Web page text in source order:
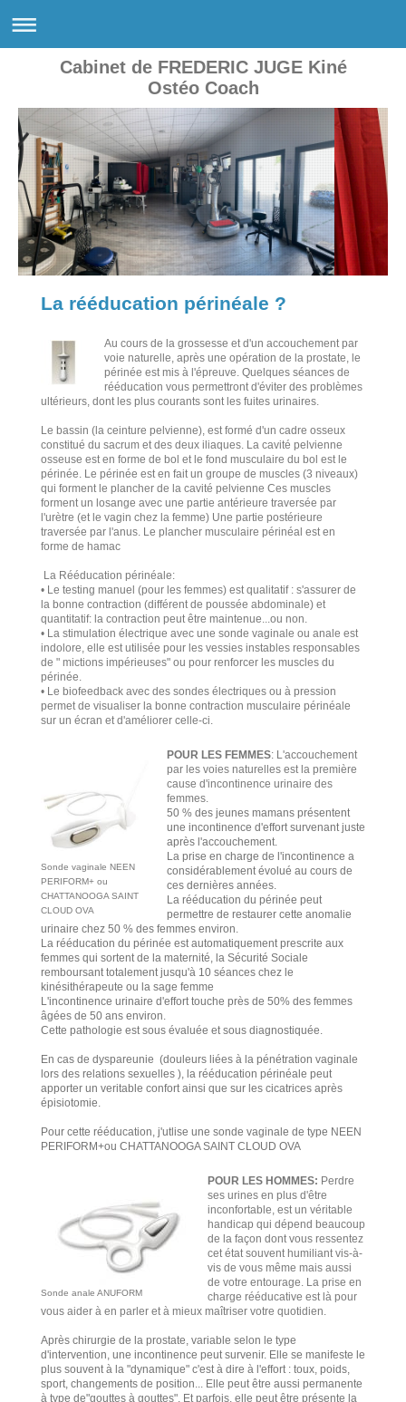
Cabinet de FREDERIC JUGE Kiné
Ostéo Coach
La rééducation périnéale ?
Au cours de la grossesse et d'un accouchement par
voie naturelle, après une opération de la prostate, le
périnée est mis à l'épreuve. Quelques séances de
rééducation vous permettront d'éviter des problèmes
ultérieurs, dont les plus courants sont les fuites urinaires.
Le bassin (la ceinture pelvienne), est formé d'un cadre osseux
constitué du sacrum et des deux iliaques. La cavité pelvienne
osseuse est en forme de bol et le fond musculaire du bol est le
périnée. Le périnée est en fait un groupe de muscles (3 niveaux)
qui forment le plancher de la cavité pelvienne Ces muscles
forment un losange avec une partie antérieure traversée par
l'urètre (et le vagin chez la femme) Une partie postérieure
traversée par l'anus. Le plancher musculaire périnéal est en
forme de hamac
La Rééducation périnéale:
• Le testing manuel (pour les femmes) est qualitatif : s'assurer de
la bonne contraction (différent de poussée abdominale) et
quantitatif: la contraction peut être maintenue...ou non.
• La stimulation électrique avec une sonde vaginale ou anale est
indolore, elle est utilisée pour les vessies instables responsables
de " mictions impérieuses" ou pour renforcer les muscles du
périnée.
• Le biofeedback avec des sondes électriques ou à pression
permet de visualiser la bonne contraction musculaire périnéale
sur un écran et d'améliorer celle-ci.
Sonde vaginale NEEN
PERIFORM+ ou
CHATTANOOGA SAINT
CLOUD OVA
POUR LES FEMMES: L'accouchement
par les voies naturelles est la première
cause d'incontinence urinaire des
femmes.
50 % des jeunes mamans présentent
une incontinence d'effort survenant juste
après l'accouchement.
La prise en charge de l'incontinence a
considérablement évolué au cours de
ces dernières années.
La rééducation du périnée peut
permettre de restaurer cette anomalie
urinaire chez 50 % des femmes environ.
La rééducation du périnée est automatiquement prescrite aux
femmes qui sortent de la maternité, la Sécurité Sociale
remboursant totalement jusqu'à 10 séances chez le
kinésithérapeute ou la sage femme
L'incontinence urinaire d'effort touche près de 50% des femmes
âgées de 50 ans environ.
Cette pathologie est sous évaluée et sous diagnostiquée.
En cas de dyspareunie (douleurs liées à la pénétration vaginale
lors des relations sexuelles ), la rééducation périnéale peut
apporter un veritable confort ainsi que sur les cicatrices après
épisiotomie.
Pour cette rééducation, j'utlise une sonde vaginale de type NEEN
PERIFORM+ou CHATTANOOGA SAINT CLOUD OVA
Sonde anale ANUFORM
POUR LES HOMMES: Perdre
ses urines en plus d'être
inconfortable, est un véritable
handicap qui dépend beaucoup
de la façon dont vous ressentez
cet état souvent humiliant vis-à-
vis de vous même mais aussi
de votre entourage. La prise en
charge rééducative est là pour
vous aider à en parler et à mieux maîtriser votre quotidien.
Après chirurgie de la prostate, variable selon le type
d'intervention, une incontinence peut survenir. Elle se manifeste le
plus souvent à la "dynamique" c'est à dire à l'effort : toux, poids,
sport, changements de position... Elle peut être aussi permanente
à type de"gouttes à gouttes". Et parfois, elle peut être présente la